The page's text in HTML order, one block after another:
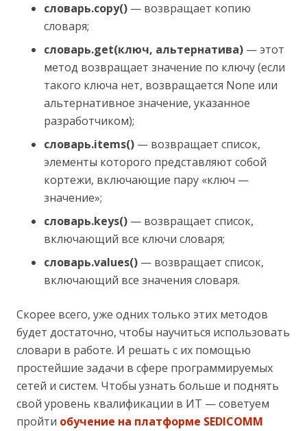
словарь.copy() — возвращает копию
словаря;
словарь.get(ключ, альтернатива) — этот
метод возвращает значение по ключу (если
такого ключа нет, возвращается None или
альтернативное значение, указанное
разработчиком);
словарь.items() — возвращает список,
элементы которого представляют собой
кортежи, включающие пару «ключ —
значение»;
словарь.keys() — возвращает список,
включающий все ключи словаря;
словарь.values() — возвращает список,
включающий все значения словаря.
Скорее всего, уже одних только этих методов
будет достаточно, чтобы научиться использовать
словари в работе. И решать с их помощью
простейшие задачи в сфере программируемых
сетей и систем. Чтобы узнать больше и поднять
свой уровень квалификации в ИТ — советуем
пройти обучение на платформе SEDICOMM